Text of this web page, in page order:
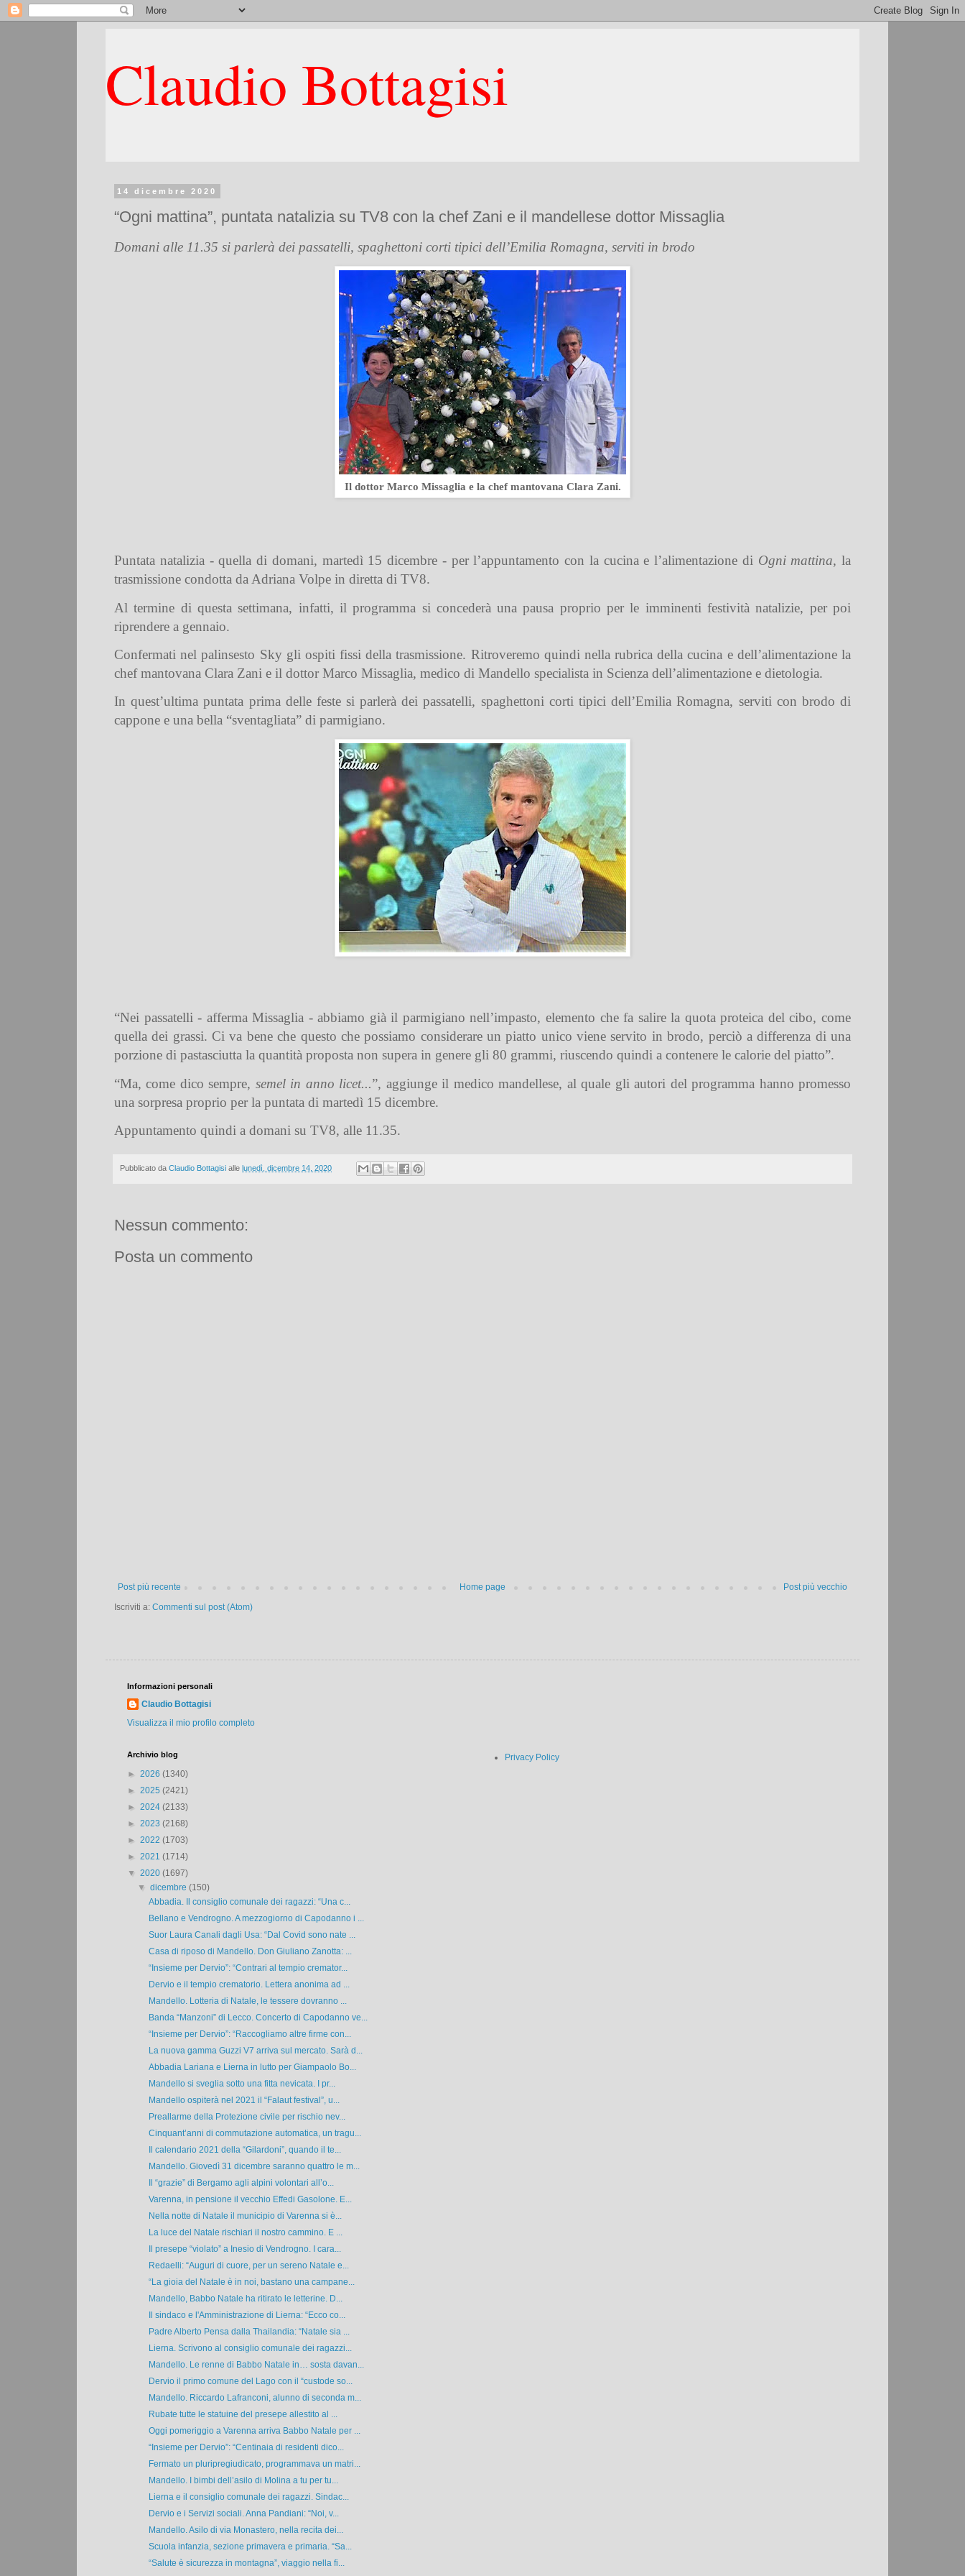
Claudio Bottagisi
14 dicembre 2020
“Ogni mattina”, puntata natalizia su TV8 con la chef Zani e il mandellese dottor Missaglia
Domani alle 11.35 si parlerà dei passatelli, spaghettoni corti tipici dell’Emilia Romagna, serviti in brodo
Il dottor Marco Missaglia e la chef mantovana Clara Zani.
Puntata natalizia - quella di domani, martedì 15 dicembre - per l’appuntamento con la cucina e l’alimentazione di Ogni mattina, la
trasmissione condotta da Adriana Volpe in diretta di TV8.
Al termine di questa settimana, infatti, il programma si concederà una pausa proprio per le imminenti festività natalizie, per poi
riprendere a gennaio.
Confermati nel palinsesto Sky gli ospiti fissi della trasmissione. Ritroveremo quindi nella rubrica della cucina e dell’alimentazione la
chef mantovana Clara Zani e il dottor Marco Missaglia, medico di Mandello specialista in Scienza dell’alimentazione e dietologia.
In quest’ultima puntata prima delle feste si parlerà dei passatelli, spaghettoni corti tipici dell’Emilia Romagna, serviti con brodo di
cappone e una bella “sventagliata” di parmigiano.
“Nei passatelli - afferma Missaglia - abbiamo già il parmigiano nell’impasto, elemento che fa salire la quota proteica del cibo, come
quella dei grassi. Ci va bene che questo che possiamo considerare un piatto unico viene servito in brodo, perciò a differenza di una
porzione di pastasciutta la quantità proposta non supera in genere gli 80 grammi, riuscendo quindi a contenere le calorie del piatto”.
“Ma, come dico sempre, semel in anno licet...”, aggiunge il medico mandellese, al quale gli autori del programma hanno promesso
una sorpresa proprio per la puntata di martedì 15 dicembre.
Appuntamento quindi a domani su TV8, alle 11.35.
Pubblicato da Claudio Bottagisi alle lunedì, dicembre 14, 2020
Nessun commento:
Posta un commento
Post più recente Post più vecchio
Home page
Iscriviti a: Commenti sul post (Atom)
Informazioni personali
Claudio Bottagisi
Visualizza il mio profilo completo
Archivio blog
► 2026 (1340)
► 2025 (2421)
► 2024 (2133)
► 2023 (2168)
► 2022 (1703)
► 2021 (1714)
▼ 2020 (1697)
▼dicembre(150)
Abbadia. Il consiglio comunale dei ragazzi: “Una c...
Bellano e Vendrogno. A mezzogiorno di Capodanno i ...
Suor Laura Canali dagli Usa: “Dal Covid sono nate ...
Casa di riposo di Mandello. Don Giuliano Zanotta: ...
“Insieme per Dervio”: “Contrari al tempio cremator...
Dervio e il tempio crematorio. Lettera anonima ad ...
Mandello. Lotteria di Natale, le tessere dovranno ...
Banda “Manzoni” di Lecco. Concerto di Capodanno ve...
“Insieme per Dervio”: “Raccogliamo altre firme con...
La nuova gamma Guzzi V7 arriva sul mercato. Sarà d...
Abbadia Lariana e Lierna in lutto per Giampaolo Bo...
Mandello si sveglia sotto una fitta nevicata. I pr...
Mandello ospiterà nel 2021 il “Falaut festival”, u...
Preallarme della Protezione civile per rischio nev...
Cinquant’anni di commutazione automatica, un tragu...
Il calendario 2021 della “Gilardoni”, quando il te...
Mandello. Giovedì 31 dicembre saranno quattro le m...
Il “grazie” di Bergamo agli alpini volontari all’o...
Varenna, in pensione il vecchio Effedi Gasolone. E...
Nella notte di Natale il municipio di Varenna si è...
La luce del Natale rischiari il nostro cammino. E ...
Il presepe “violato” a Inesio di Vendrogno. I cara...
Redaelli: “Auguri di cuore, per un sereno Natale e...
“La gioia del Natale è in noi, bastano una campane...
Mandello, Babbo Natale ha ritirato le letterine. D...
Il sindaco e l'Amministrazione di Lierna: “Ecco co...
Padre Alberto Pensa dalla Thailandia: “Natale sia ...
Lierna. Scrivono al consiglio comunale dei ragazzi...
Mandello. Le renne di Babbo Natale in… sosta davan...
Dervio il primo comune del Lago con il “custode so...
Mandello. Riccardo Lafranconi, alunno di seconda m...
Rubate tutte le statuine del presepe allestito al ...
Oggi pomeriggio a Varenna arriva Babbo Natale per ...
“Insieme per Dervio”: “Centinaia di residenti dico...
Fermato un pluripregiudicato, programmava un matri...
Mandello. I bimbi dell’asilo di Molina a tu per tu...
Lierna e il consiglio comunale dei ragazzi. Sindac...
Dervio e i Servizi sociali. Anna Pandiani: “Noi, v...
Mandello. Asilo di via Monastero, nella recita dei...
Scuola infanzia, sezione primavera e primaria. “Sa...
“Salute è sicurezza in montagna”, viaggio nella fi...
Privacy Policy